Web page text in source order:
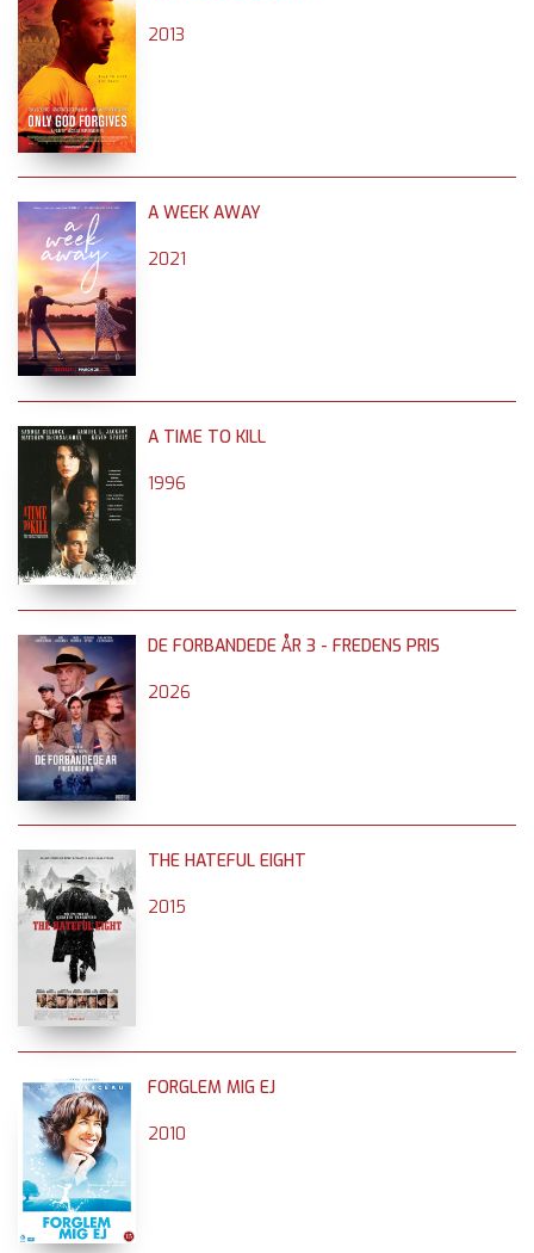
2013
A WEEK AWAY
2021
A TIME TO KILL
1996
DE FORBANDEDE ÅR 3 - FREDENS PRIS
2026
THE HATEFUL EIGHT
2015
FORGLEM MIG EJ
2010